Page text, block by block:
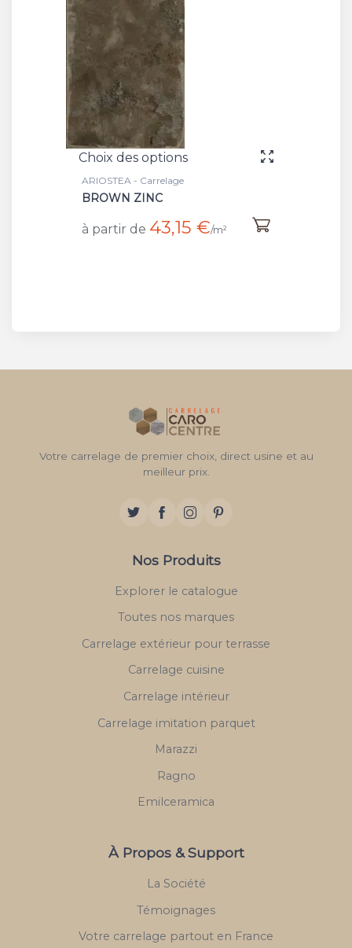
Choix des options
ARIOSTEA - Carrelage
BROWN ZINC
à partir de 43,15 €/m²
Votre carrelage de premier choix, direct usine et au
meilleur prix.
Nos Produits
Explorer le catalogue
Toutes nos marques
Carrelage extérieur pour terrasse
Carrelage cuisine
Carrelage intérieur
Carrelage imitation parquet
Marazzi
Ragno
Emilceramica
À Propos & Support
La Société
Témoignages
Votre carrelage partout en France